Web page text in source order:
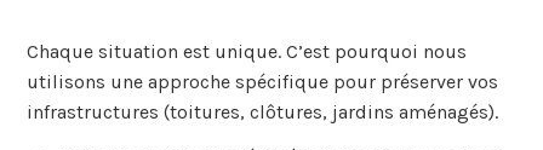
Chaque situation est unique. C’est pourquoi nous
utilisons une approche spécifique pour préserver vos
infrastructures (toitures, clôtures, jardins aménagés).